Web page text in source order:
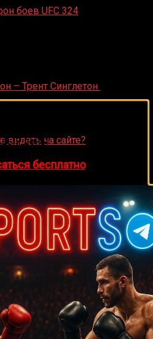
боев UFC 324
– Трент Синглетон
видеть на сайте?
UFC 324: Гэйтжи –
322 Делла Маддалена –
на спорте?
Telegram-канал
и другие виды спорта
день!
бесплатно